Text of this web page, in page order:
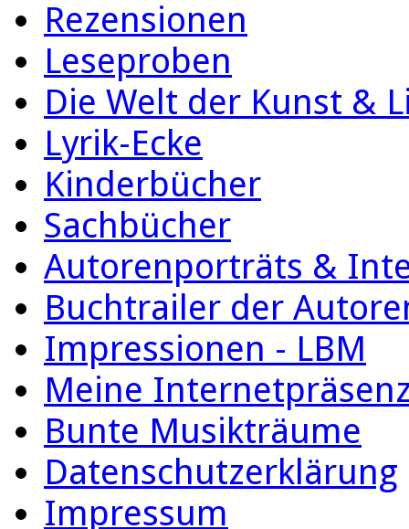
Rezensionen
Leseproben
Die Welt der Kunst &
Lyrik-Ecke
Kinderbücher
Sachbücher
Autorenporträts &
Buchtrailer der
Impressionen - LBM
Meine
Bunte Musikträume
Datenschutzerklärung
Impressum